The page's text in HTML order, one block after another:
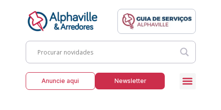
Anuncie aqui Newsletter